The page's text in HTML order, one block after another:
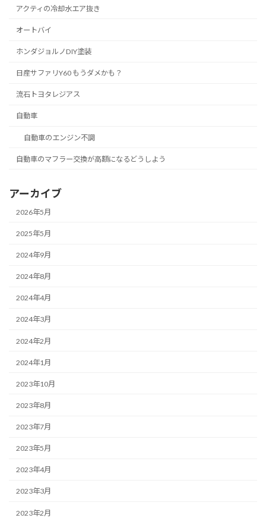
アクティの冷却水エア抜き
オートバイ
ホンダジョルノDIY塗装
日産サファリY60 もうダメかも？
流石トヨタレジアス
自動車
自動車のエンジン不調
自動車のマフラー交換が高額になるどうしよう
アーカイブ
2026年5月
2025年5月
2024年9月
2024年8月
2024年4月
2024年3月
2024年2月
2024年1月
2023年10月
2023年8月
2023年7月
2023年5月
2023年4月
2023年3月
2023年2月